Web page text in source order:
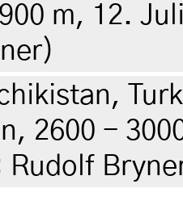
m, 12.
2600 -
Rudolf